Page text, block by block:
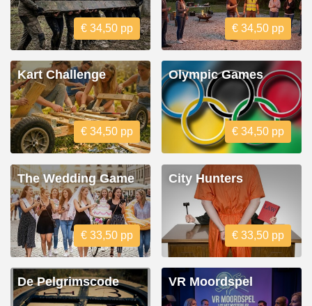
€ 34,50 pp € 34,50 pp
Kart Challenge
€ 34,50 pp
Olympic Games
€ 34,50 pp
The Wedding Game
€ 33,50 pp
City Hunters
€ 33,50 pp
De Pelgrimscode VR Moordspel